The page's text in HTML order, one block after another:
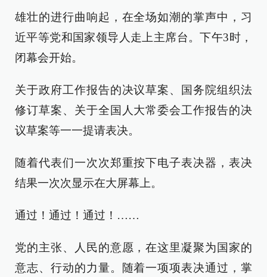
雄壮的进行曲响起，在全场如潮的掌声中，习
近平等党和国家领导人走上主席台。下午3时，
闭幕会开始。
关于政府工作报告的决议草案、国务院组织法
修订草案、关于全国人大常委会工作报告的决
议草案等一一提请表决。
随着代表们一次次郑重按下电子表决器，表决
结果一次次显示在大屏幕上。
通过！通过！通过！……
党的主张、人民的意愿，在这里凝聚为国家的
意志、行动的力量。随着一项项表决通过，掌